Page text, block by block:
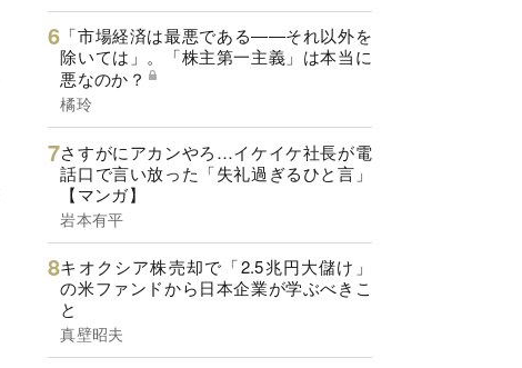
「市場経済は最悪である――それ以外を
除いては」。「株主第一主義」は本当に
悪なのか？
橘玲
さすがにアカンやろ…イケイケ社長が電
話口で言い放った「失礼過ぎるひと言」
【マンガ】
岩本有平
キオクシア株売却で「2.5兆円大儲け」
の米ファンドから日本企業が学ぶべきこ
と
真壁昭夫